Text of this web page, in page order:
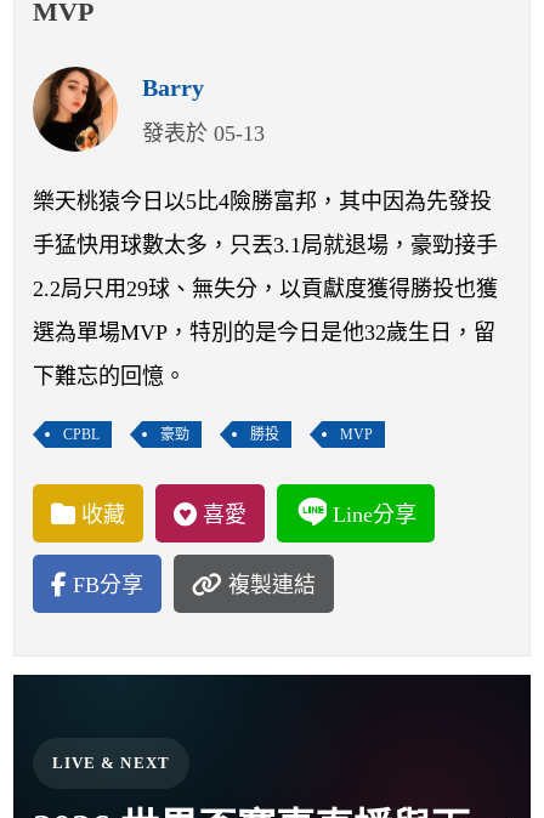
運彩報報
明星分析師
開賽列表
MVP
Barry
發表於 05-13
樂天桃猿今日以5比4險勝富邦，其中因為先發投
手猛快用球數太多，只丟3.1局就退場，豪勁接手
2.2局只用29球、無失分，以貢獻度獲得勝投也獲
選為單場MVP，特別的是今日是他32歲生日，留
下難忘的回憶。
CPBL 豪勁 勝投 MVP
收藏 喜愛 Line分享
FB分享 複製連結
LIVE & NEXT